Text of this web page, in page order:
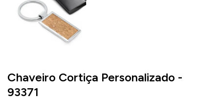
Chaveiro Cortiça Personalizado -
93371